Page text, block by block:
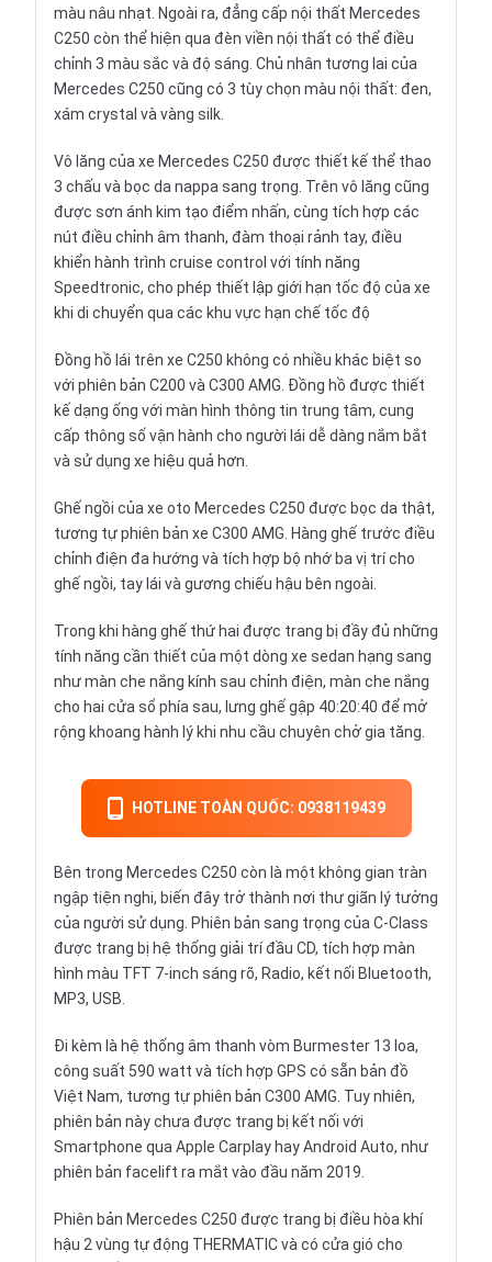
màu nâu nhạt. Ngoài ra, đẳng cấp nội thất Mercedes
C250 còn thể hiện qua đèn viền nội thất có thể điều
chỉnh 3 màu sắc và độ sáng. Chủ nhân tương lai của
Mercedes C250 cũng có 3 tùy chọn màu nội thất: đen,
xám crystal và vàng silk.
Vô lăng của xe Mercedes C250 được thiết kế thể thao
3 chấu và bọc da nappa sang trọng. Trên vô lăng cũng
được sơn ánh kim tạo điểm nhấn, cùng tích hợp các
nút điều chỉnh âm thanh, đàm thoại rảnh tay, điều
khiển hành trình cruise control với tính năng
Speedtronic, cho phép thiết lập giới hạn tốc độ của xe
khi di chuyển qua các khu vực hạn chế tốc độ
Đồng hồ lái trên xe C250 không có nhiều khác biệt so
với phiên bản C200 và C300 AMG. Đồng hồ được thiết
kế dạng ống với màn hình thông tin trung tâm, cung
cấp thông số vận hành cho người lái dễ dàng nắm bắt
và sử dụng xe hiệu quả hơn.
Ghế ngồi củaxe oto Mercedes C250 được bọc da thật,
tương tự phiên bản xe C300 AMG. Hàng ghế trước điều
chỉnh điện đa hướng và tích hợp bộ nhớ ba vị trí cho
ghế ngồi, tay lái và gương chiếu hậu bên ngoài.
Trong khi hàng ghế thứ hai được trang bị đầy đủ những
tính năng cần thiết của một dòng xe sedan hạng sang
như màn che nắng kính sau chỉnh điện, màn che nắng
cho hai cửa sổ phía sau, lưng ghế gập 40:20:40 để mở
rộng khoang hành lý khi nhu cầu chuyên chở gia tăng.
HOTLINE TOÀN QUỐC: 0938119439
Bên trong Mercedes C250 còn là một không gian tràn
ngập tiện nghi, biến đây trở thành nơi thư giãn lý tưởng
của người sử dụng. Phiên bản sang trọng củaC-Class
được trang bị hệ thống giải trí đầu CD, tích hợp màn
hình màu TFT 7-inch sáng rõ, Radio, kết nối Bluetooth,
MP3, USB.
Đi kèm là hệ thống âm thanh vòm Burmester 13 loa,
công suất 590 watt và tích hợp GPS có sẵn bản đồ
Việt Nam, tương tự phiên bản C300 AMG. Tuy nhiên,
phiên bản này chưa được trang bị kết nối với
Smartphone qua Apple Carplay hay Android Auto, như
phiên bản facelift ra mắt vào đầu năm 2019.
Phiên bản Mercedes C250 được trang bị điều hòa khí
hậu 2 vùng tự động THERMATIC và có cửa gió cho